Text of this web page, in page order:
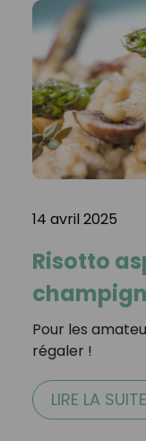
14 avril 2025
Risotto
Pour les
régaler !
LIRE LA SUITE